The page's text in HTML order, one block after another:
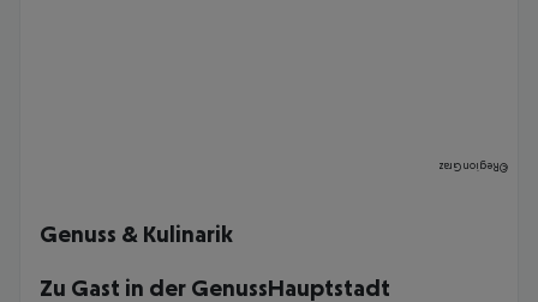
©
Region Graz
Genuss & Kulinarik
Zu Gast in der GenussHauptstadt